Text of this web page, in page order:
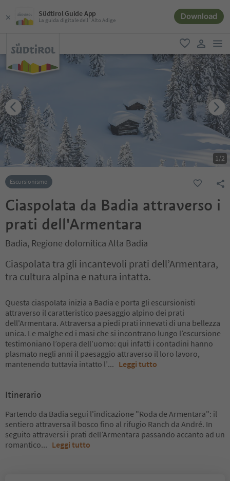
Südtirol Guide App
La guida digitale dell´Alto Adige Download
favoriti
user link
1/2
Escursionismo
Ciaspolata da Badia attraverso i
prati dell'Armentara
Badia, Regione dolomitica Alta Badia
Ciaspolata tra gli incantevoli prati dell’Armentara,
tra cultura alpina e natura intatta.
Questa ciaspolata inizia a Badia e porta gli escursionisti
attraverso il caratteristico paesaggio alpino dei prati
dell'Armentara. Attraversa a piedi prati innevati di una bellezza
unica. Le malghe ed i masi che si incontrano lungo l’escursione
testimoniano l’opera dell’uomo: qui infatti i contadini hanno
plasmato negli anni il paesaggio attraverso il loro lavoro,
mantenendo tuttavia intatto l’... Leggi tutto
Itinerario
Partendo da Badia segui l'indicazione "Roda de Armentara": il
sentiero attraversa il bosco fino al rifugio Ranch da André. In
seguito attraversi i prati dell’Armentara passando accanto ad un
romantico... Leggi tutto